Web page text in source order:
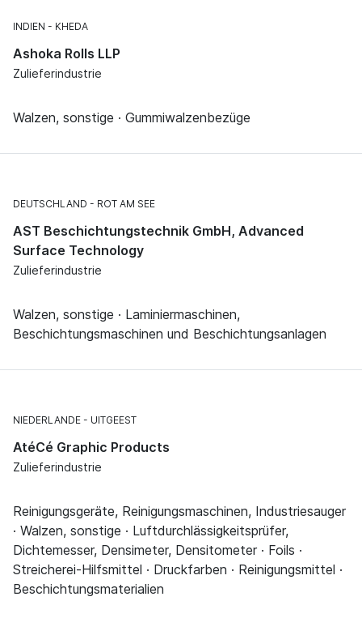
INDIEN KHEDA
Ashoka Rolls LLP
Zulieferindustrie
Walzen, sonstige · Gummiwalzenbezüge
DEUTSCHLAND ROT AM SEE
AST Beschichtungstechnik GmbH, Advanced
Surface Technology
Zulieferindustrie
Walzen, sonstige · Laminiermaschinen,
Beschichtungsmaschinen und Beschichtungsanlagen
NIEDERLANDE UITGEEST
AtéCé Graphic Products
Zulieferindustrie
Reinigungsgeräte, Reinigungsmaschinen, Industriesauger
· Walzen, sonstige · Luftdurchlässigkeitsprüfer,
Dichtemesser, Densimeter, Densitometer · Foils ·
Streicherei-Hilfsmittel · Druckfarben · Reinigungsmittel ·
Beschichtungsmaterialien